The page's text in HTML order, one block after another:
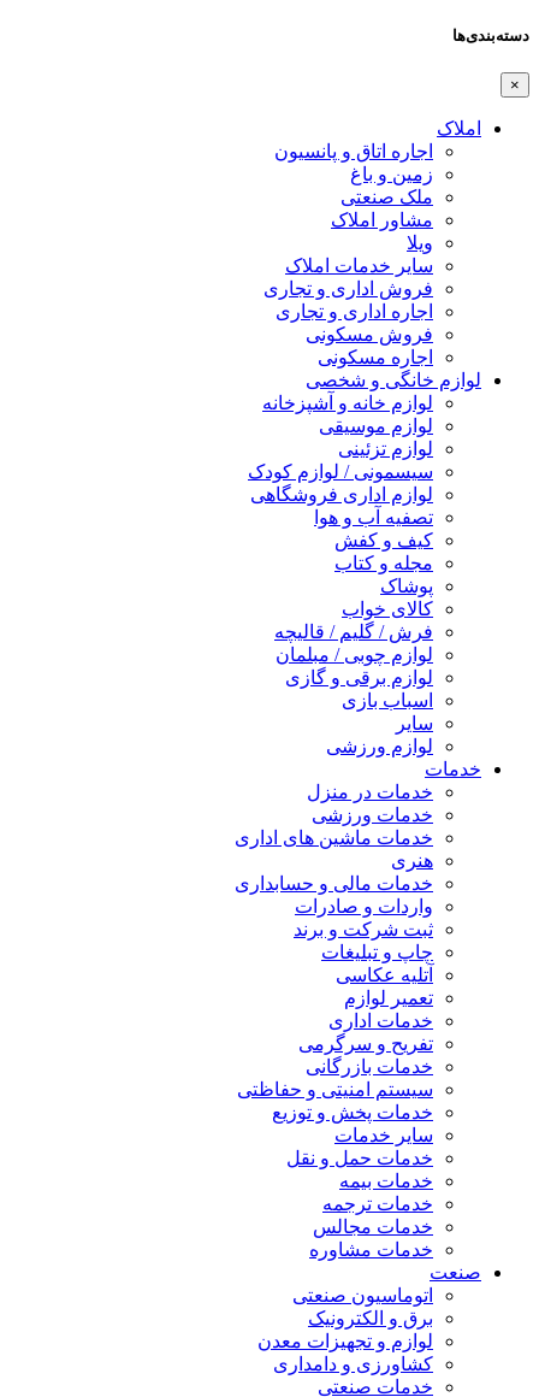
دسته‌بندی‌ها
×
املاک
اجاره اتاق و پانسیون
زمین و باغ
ملک صنعتی
مشاور املاک
ویلا
سایر خدمات املاک
فروش اداری و تجاری
اجاره اداری و تجاری
فروش مسکونی
اجاره مسکونی
لوازم خانگی و شخصی
لوازم خانه و آشپزخانه
لوازم موسیقی
لوازم تزئینی
سیسمونی / لوازم کودک
لوازم اداری فروشگاهی
تصفیه آب و هوا
کیف و کفش
مجله و کتاب
پوشاک
کالای خواب
فرش / گلیم / قالیچه
لوازم چوبی / مبلمان
لوازم برقی و گازی
اسباب بازی
سایر
لوازم ورزشی
خدمات
خدمات در منزل
خدمات ورزشی
خدمات ماشین های اداری
هنری
خدمات مالی و حسابداری
واردات و صادرات
ثبت شرکت و برند
چاپ و تبلیغات
آتلیه عکاسی
تعمیر لوازم
خدمات اداری
تفریح و سرگرمی
خدمات بازرگانی
سیستم امنیتی و حفاظتی
خدمات پخش و توزیع
سایر خدمات
خدمات حمل و نقل
خدمات بیمه
خدمات ترجمه
خدمات مجالس
خدمات مشاوره
صنعت
اتوماسیون صنعتی
برق و الکترونیک
لوازم و تجهیزات معدن
کشاورزی و دامداری
خدمات صنعتی